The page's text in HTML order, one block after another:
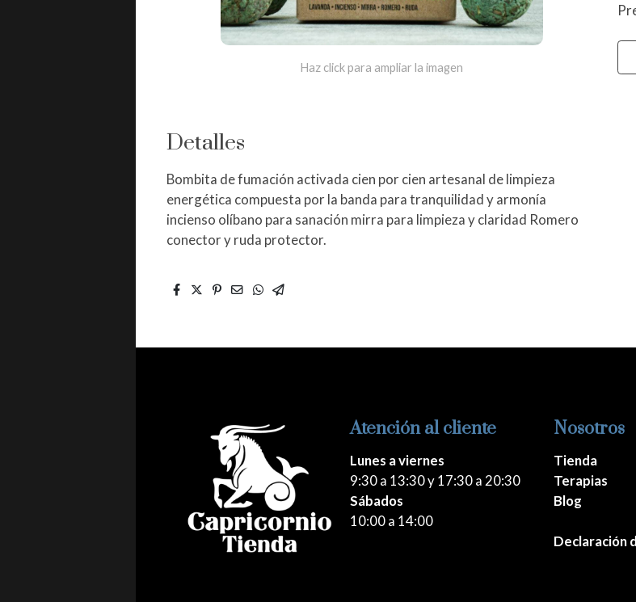
Haz click para ampliar la imagen
Detalles
Bombita de fumación activada cien por cien artesanal de limpieza
energética compuesta por la banda para tranquilidad y armonía
incienso olíbano para sanación mirra para limpieza y claridad Romero
conector y ruda protector.
Atención al cliente
Lunes a viernes
9:30 a 13:30 y 17:30 a 20:30
Sábados
10:00 a 14:00
Nosotros
Tienda
Terapias
Blog
Declaración